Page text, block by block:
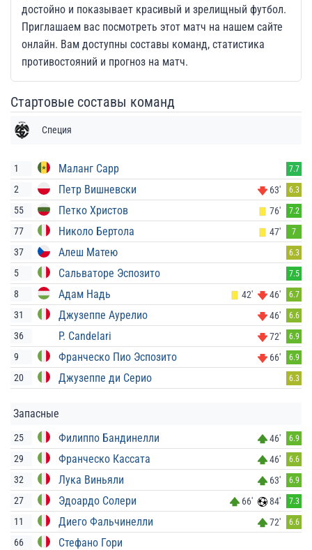
достойно и показывает красивый и зрелищный футбол.
Приглашаем вас посмотреть этот матч на нашем сайте
онлайн. Вам доступны составы команд, статистика
противостояний и прогноз на матч.
Стартовые составы команд
Специя
1 Маланг Сарр 7.7
2 Петр Вишневски 63' 6.3
55 Петко Христов 76' 7.2
77 Николо Бертола 47' 7
37 Алеш Матею 6.3
5 Сальваторе Эспозито 7.5
8 Адам Надь 42' 46' 6.7
31 Джузеппе Аурелио 46' 6.6
36 P. Candelari 72' 6.9
9 Франческо Пио Эспозито 66' 6.9
20 Джузеппе ди Серио 6.3
Запасные
25 Филиппо Бандинелли 46' 6.9
29 Франческо Кассата 46' 6.6
32 Лука Виньяли 63' 6.9
27 Эдоардо Солери 66' 84' 7.3
11 Диего Фальчинелли 72' 6.6
66 Стефано Гори